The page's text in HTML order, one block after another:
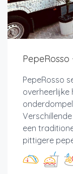
PepeRosso
een
pittigere